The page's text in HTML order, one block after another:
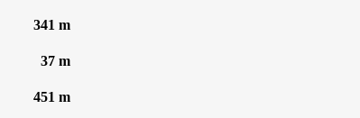
341 m
37 m
451 m